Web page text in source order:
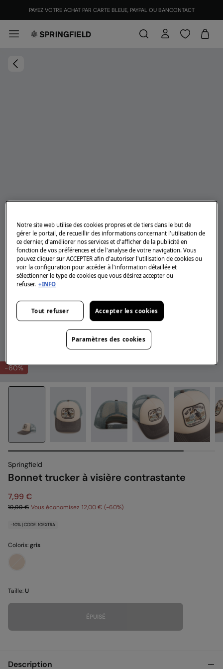
PAYEZ VOTRE ACHAT PAR CARTE BLEUE, PAYPAL OU BANCONTACT
-60%
Springfield
Bonnet trucker à visière contrastante
7,99 €
19,99 € Vous économisez 12,00 € 60
-10% | CODE: 10EXTRA
Coloris:gris
Taille:U
ÉPUISÉ
Description
Notre site web utilise des cookies propres et de tiers dans le but de
gérer le portail, de recueillir des informations concernant l'utilisation de
ce dernier, d'améliorer nos services et d'afficher de la publicité en
fonction de vos préférences et de l'analyse de votre navigation. Vous
pouvez cliquer sur ACCEPTER afin d'autoriser l'utilisation de cookies ou
voir la configuration pour accéder à l'information détaillée et
sélectionner le type de cookies que vous désirez accepter ou
refuser. +INFO
Tout refuser Accepter les cookies
Paramètres des cookies